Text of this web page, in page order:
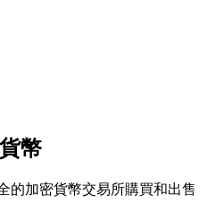
分析
幣
的加密貨幣交易所購買和出售